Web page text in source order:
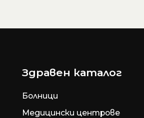
Здравен каталог
Болници
Медицински центрове